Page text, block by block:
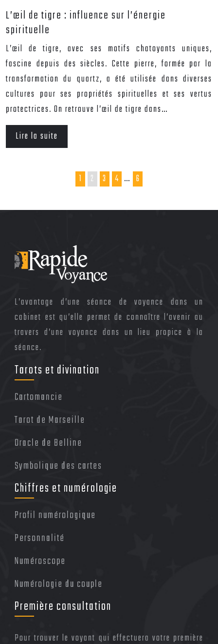
L’œil de tigre : influence sur l’énergie
spirituelle
L’œil de tigre, avec ses motifs chatoyants uniques,
fascine depuis des siècles. Cette pierre, formée par la
transformation du quartz, a été utilisée dans diverses
cultures pour ses propriétés spirituelles et ses vertus
protectrices. On retrouve l’œil de tigre dans…
Lire la suite
1 2 3 4 … 6
L’avantage d’une séance de voyance dans un
cabinet est qu’elle permet de connaître l’avenir au
travers d’une voyance dans un lieu propice à la
séance.
Tarots et divination
Cartomancie
Tarot de Marseille
Oracle de Belline
Symbolique des cartes
Chiffres et numérologie
Profil numérologique
Personnalité
Numéroscope
Numérologie du couple
Première consultation
Pour trouver le voyant qui effectuera votre première